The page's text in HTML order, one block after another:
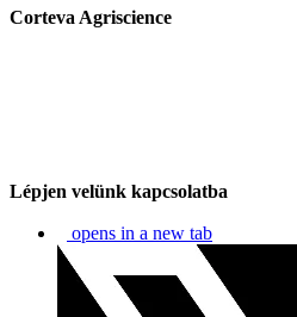
Corteva Agriscience
Lépjen velünk kapcsolatba
opens in a new tab